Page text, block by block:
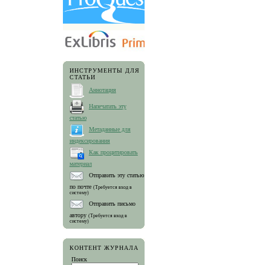
ИНСТРУМЕНТЫ ДЛЯ
СТАТЬИ
Аннотация
Напечатать эту
статью
Метаданные для
индексирования
Как процитировать
материал
Отправить эту статью
по почте (Требуется вход в
систему)
Отправить письмо
автору (Требуется вход в
систему)
КОНТЕНТ ЖУРНАЛА
Поиск